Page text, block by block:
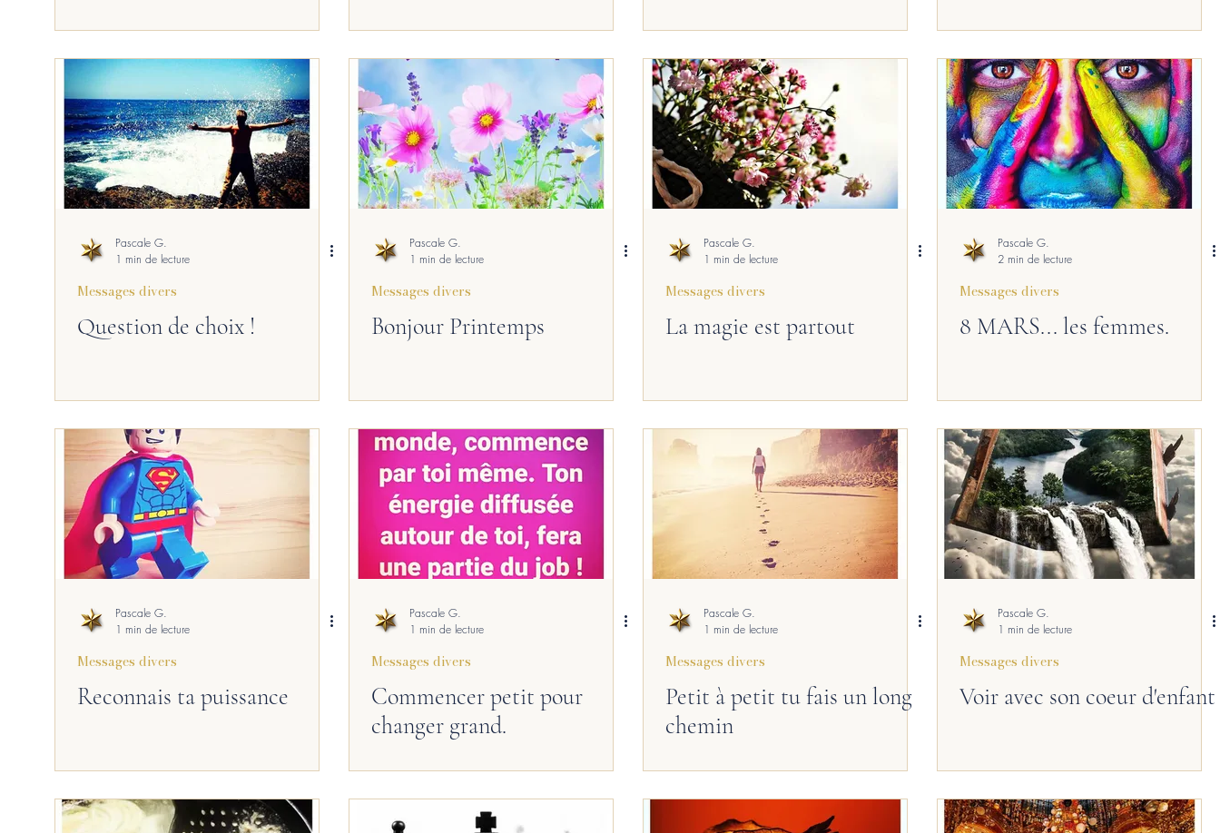
Pascale G.
1 min de lecture
Messages divers
Question de choix !
Pascale G.
1 min de lecture
Messages divers
Bonjour Printemps
Pascale G.
1 min de lecture
Messages divers
La magie est partout
Pascale G.
2 min de lecture
Messages divers
8 MARS... les femmes.
Pascale G.
1 min de lecture
Messages divers
Reconnais ta puissance
Pascale G.
1 min de lecture
Messages divers
Commencer petit pour
changer grand.
Pascale G.
1 min de lecture
Messages divers
Petit à petit tu fais un long
chemin
Pascale G.
1 min de lecture
Messages divers
Voir avec son coeur d'enfant